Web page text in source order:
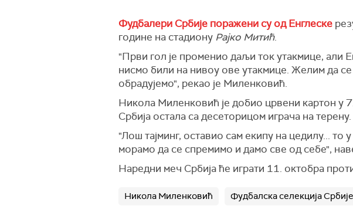
Фудбалери Србије поражени су од Енглеске
године на стадиону Рајко Митић.
"Први гол је променио даљи ток утакмице, али
нисмо били на нивоу ове утакмице. Желим да
обрадујемо", рекао је Миленковић.
Никола Миленковић је добио црвени картон у
Србија остала са десеторицом играча на терену.
"Лош тајминг, оставио сам екипу на цедилу...
морамо да се спремимо и дамо све од себе",
Наредни меч Србија ће играти 11. октобра
Никола Миленковић Фудбалска селекција Србије